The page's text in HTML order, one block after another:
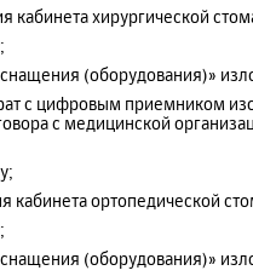
кабинета хирургической
(оборудования)»
с цифровым приемником
с медицинской
кабинета ортопедической
(оборудования)»